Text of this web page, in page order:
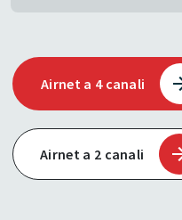
Airnet a 4 canali
Airnet a 2 canali